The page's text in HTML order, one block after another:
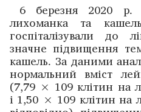
6 березня 2020 р.
лихоманка та
госпіталізували до
значне підвищення
кашель. За даними
нормальний вміст
(7,79 × 109 клітин на
і 1,50 × 109 клітин на